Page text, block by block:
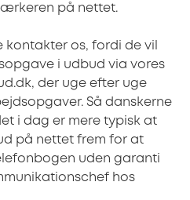
på nettet.
kontakter os, fordi de vil
i udbud via vores
der uge efter uge
Så danskerne
i dag er mere typisk at
på nettet frem for at
uden garanti
hos